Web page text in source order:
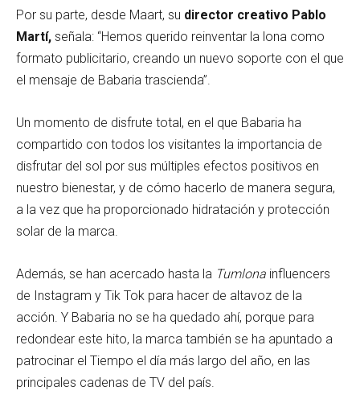
Por su parte, desde Maart, su director creativo Pablo
Martí, señala: “Hemos querido reinventar la lona como
formato publicitario, creando un nuevo soporte con el que
el mensaje de Babaria trascienda”.
Un momento de disfrute total, en el que Babaria ha
compartido con todos los visitantes la importancia de
disfrutar del sol por sus múltiples efectos positivos en
nuestro bienestar, y de cómo hacerlo de manera segura,
a la vez que ha proporcionado hidratación y protección
solar de la marca.
Además, se han acercado hasta la Tumlona influencers
de Instagram y Tik Tok para hacer de altavoz de la
acción. Y Babaria no se ha quedado ahí, porque para
redondear este hito, la marca también se ha apuntado a
patrocinar el Tiempo el día más largo del año, en las
principales cadenas de TV del país.